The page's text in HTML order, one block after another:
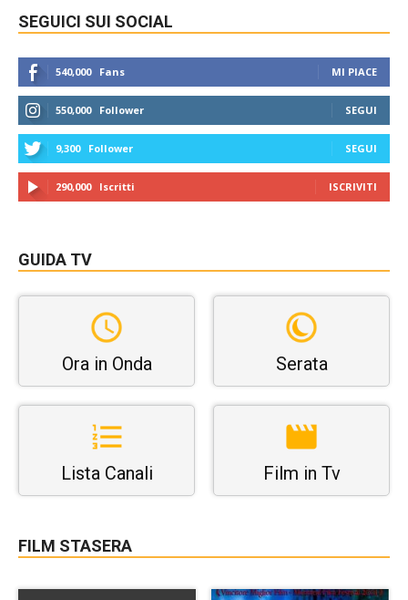
SEGUICI SUI SOCIAL
540,000 Fans MI PIACE
550,000 Follower SEGUI
9,300 Follower SEGUI
290,000 Iscritti ISCRIVITI
GUIDA TV
Ora in Onda Serata
Lista Canali Film in Tv
FILM STASERA